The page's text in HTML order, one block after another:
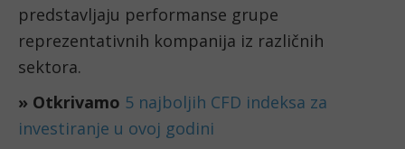
predstavljaju performanse grupe
reprezentativnih kompanija iz različnih
sektora.
» Otkrivamo 5 najboljih CFD indeksa za
investiranje u ovoj godini